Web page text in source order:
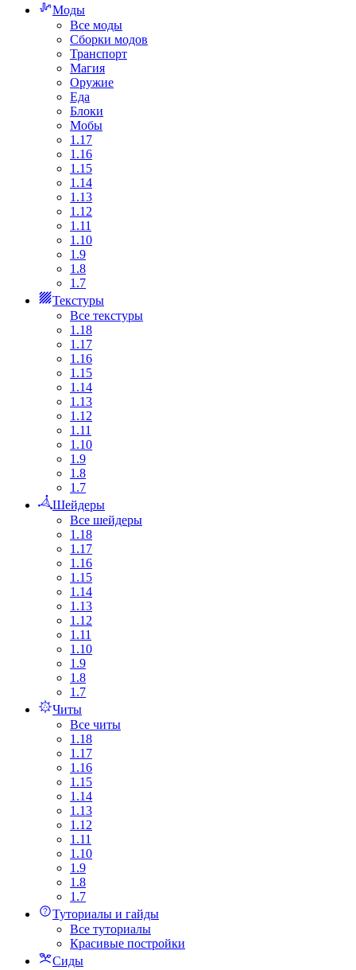
Моды
Все моды
Сборки модов
Транспорт
Магия
Оружие
Еда
Блоки
Мобы
1.17
1.16
1.15
1.14
1.13
1.12
1.11
1.10
1.9
1.8
1.7
Текстуры
Все текстуры
1.18
1.17
1.16
1.15
1.14
1.13
1.12
1.11
1.10
1.9
1.8
1.7
Шейдеры
Все шейдеры
1.18
1.17
1.16
1.15
1.14
1.13
1.12
1.11
1.10
1.9
1.8
1.7
Читы
Все читы
1.18
1.17
1.16
1.15
1.14
1.13
1.12
1.11
1.10
1.9
1.8
1.7
Туториалы и гайды
Все туториалы
Красивые постройки
Сиды